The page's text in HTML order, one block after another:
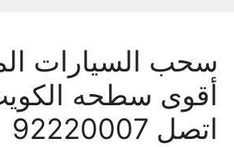
سحب السيارات
أقوى سطحه
اتصل 92220007